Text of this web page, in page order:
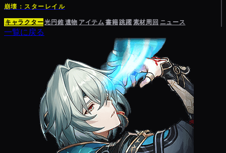
崩壊：スターレイル
キャラクター光円錐遺物 アイテム書籍跳躍素材周回 ニュース
一覧に戻る